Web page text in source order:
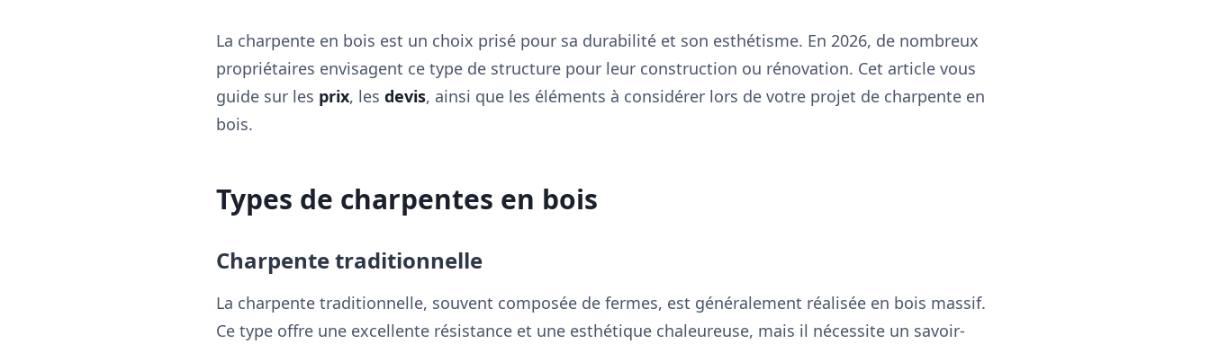
La charpente en bois est un choix prisé pour sa durabilité et son esthétisme. En 2026, de nombreux
propriétaires envisagent ce type de structure pour leur construction ou rénovation. Cet article vous
guide sur les prix, les devis, ainsi que les éléments à considérer lors de votre projet de charpente en
bois.
Types de charpentes en bois
Charpente traditionnelle
La charpente traditionnelle, souvent composée de fermes, est généralement réalisée en bois massif.
Ce type offre une excellente résistance et une esthétique chaleureuse, mais il nécessite un savoir-